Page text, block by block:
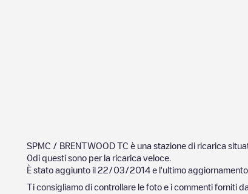
SPMC / BRENTWOOD TC è una stazione di ricarica
0di questi sono per la ricarica veloce.
È stato aggiunto il 22/03/2014 e l'ultimo
Ti consigliamo di controllare le foto e i commenti forniti